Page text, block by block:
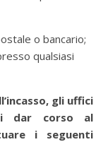
o bancario;
qualsiasi
gli uffici
dar corso al
i seguenti